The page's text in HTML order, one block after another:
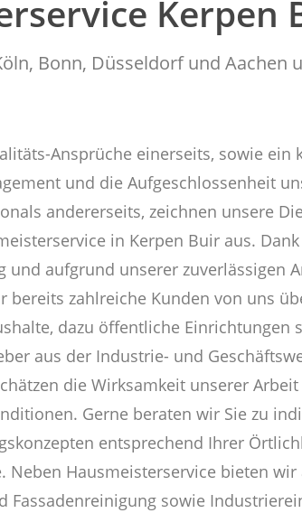
Kerpen
Bonn, Düsseldorf und Aachen
Ansprüche einerseits, sowie ein
und die Aufgeschlossenheit
andererseits, zeichnen unsere
in Kerpen Buir aus.
und aufgrund unserer zuverlässigen
bereits zahlreiche Kunden von uns
dazu öffentliche Einrichtungen
aus der Industrie- und
die Wirksamkeit unserer
Gerne beraten wir Sie zu
entsprechend Ihrer
Neben Hausmeisterservice bieten wir
Fassadenreinigung sowie